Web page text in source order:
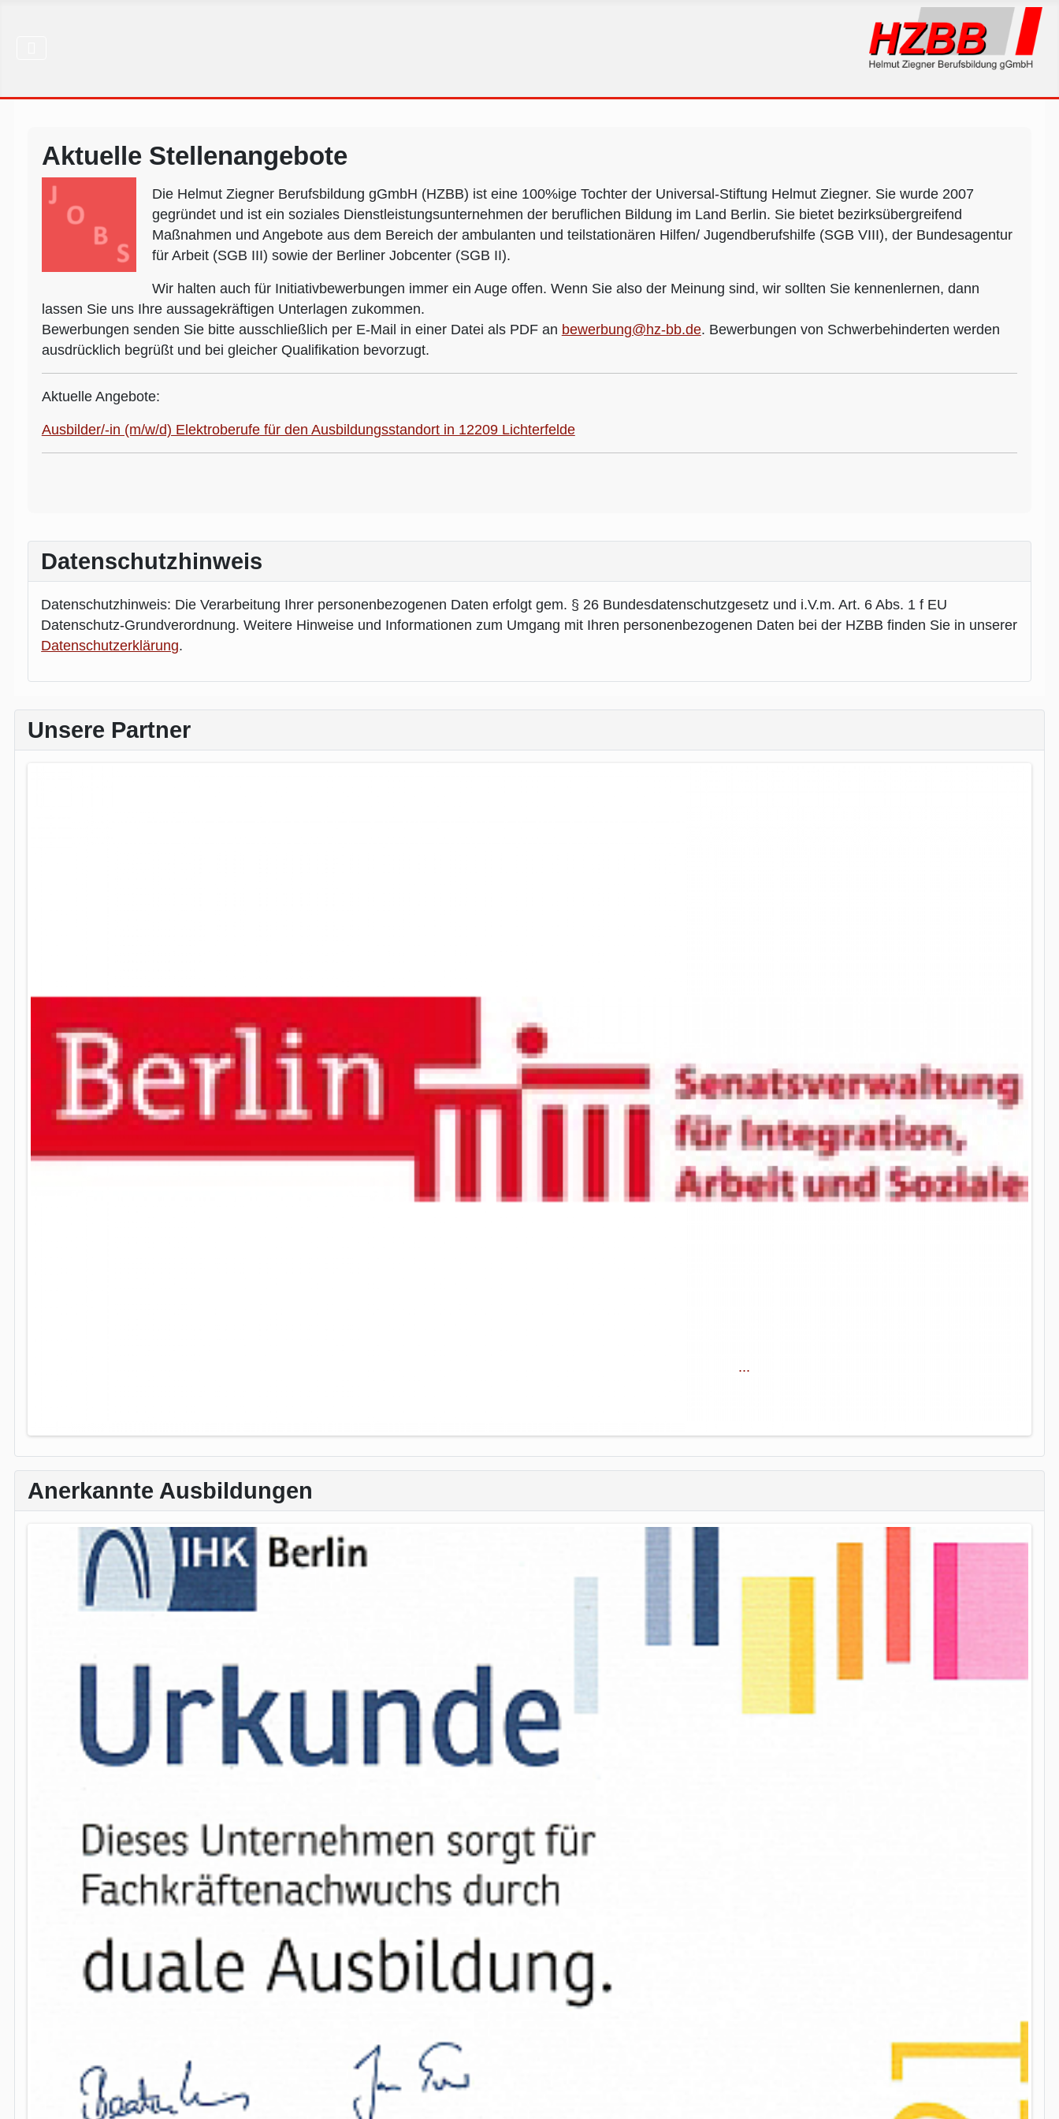
Aktuelle Stellenangebote
Die Helmut Ziegner Berufsbildung gGmbH (HZBB) ist eine 100%ige Tochter der Universal-Stiftung Helmut Ziegner. Sie wurde 2007
gegründet und ist ein soziales Dienstleistungsunternehmen der beruflichen Bildung im Land Berlin. Sie bietet bezirksübergreifend
Maßnahmen und Angebote aus dem Bereich der ambulanten und teilstationären Hilfen/ Jugendberufshilfe (SGB VIII), der Bundesagentur
für Arbeit (SGB III) sowie der Berliner Jobcenter (SGB II).
Wir halten auch für Initiativbewerbungen immer ein Auge offen. Wenn Sie also der Meinung sind, wir sollten Sie kennenlernen, dann
lassen Sie uns Ihre aussagekräftigen Unterlagen zukommen.
Bewerbungen senden Sie bitte ausschließlich per E-Mail in einer Datei als PDF an bewerbung@hz-bb.de. Bewerbungen von Schwerbehinderten werden
ausdrücklich begrüßt und bei gleicher Qualifikation bevorzugt.
Aktuelle Angebote:
Ausbilder/-in (m/w/d) Elektroberufe für den Ausbildungsstandort in 12209 Lichterfelde
Datenschutzhinweis
Datenschutzhinweis: Die Verarbeitung Ihrer personenbezogenen Daten erfolgt gem. § 26 Bundesdatenschutzgesetz und i.V.m. Art. 6 Abs. 1 f EU
Datenschutz-Grundverordnung. Weitere Hinweise und Informationen zum Umgang mit Ihren personenbezogenen Daten bei der HZBB finden Sie in unserer
Datenschutzerklärung.
Unsere Partner
...
...
...
...
...
Anerkannte Ausbildungen